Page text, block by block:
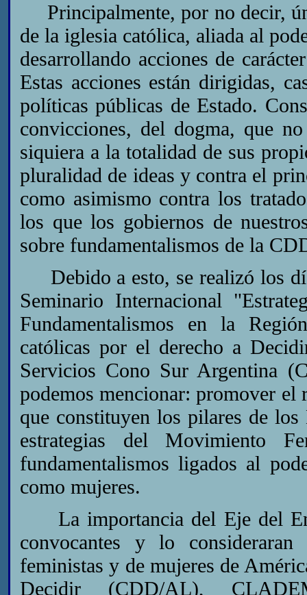
Principalmente, por no decir,
de la iglesia católica, aliada al
desarrollando acciones de
Estas acciones están dirigidas,
políticas públicas de Estado.
convicciones, del dogma, que
siquiera a la totalidad de sus
pluralidad de ideas y contra el
como asimismo contra los
los que los gobiernos de
sobre fundamentalismos de la
Debido a esto, se realizó los
Seminario Internacional
Fundamentalismos en la
católicas por el derecho a
Servicios Cono Sur Argentina
podemos mencionar: promover el
que constituyen los pilares de
estrategias del Movimiento
fundamentalismos ligados al
como mujeres.
La importancia del Eje del
convocantes y lo
feministas y de mujeres de
Decidir (CDD/AL),